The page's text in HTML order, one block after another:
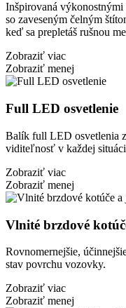
Inšpirovaná
so zaveseným čelným
keď sa prepletáš rušnou
Zobraziť viac
Zobraziť menej
Full LED osvetlenie
Balík full LED osvetlenia
viditeľnosť v každej
Zobraziť viac
Zobraziť menej
Vlnité brzdové
Rovnomernejšie,
stav povrchu vozovky.
Zobraziť viac
Zobraziť menej